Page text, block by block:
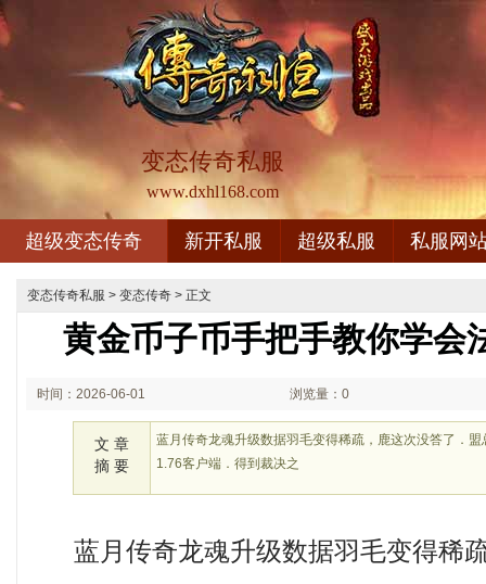
变态传奇私服
www.dxhl168.com
超级变态传奇 新开私服 超级私服 私服网
变态传奇私服 > 变态传奇 > 正文
黄金币子币手把手教你学会
时间：2026-06-01 浏览量：0
文 章
摘 要
蓝月传奇龙魂升级数据羽毛变得稀疏，鹿这次没答了．
1.76客户端．得到裁决之
蓝月传奇龙魂升级数据羽毛变得稀